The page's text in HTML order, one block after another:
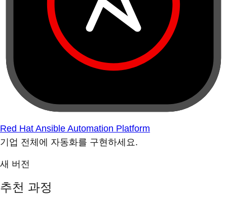
Red Hat Ansible Automation Platform
기업 전체에 자동화를 구현하세요.
새 버전
추천 과정